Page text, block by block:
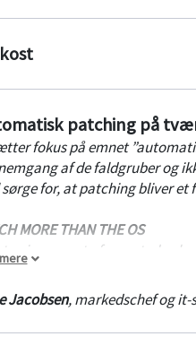
patching på
fokus på emnet
af de faldgruber og
sørge for, at patching bliver
MORE THAN THE OS
six percent of reported
OS.
VIRTUAL SERVERS
inventory, and patch
Jacobsen,markedschef og